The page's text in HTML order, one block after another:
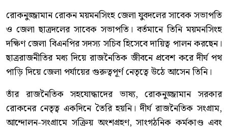
রোকনুজ্জামান রোকন ময়মনসিংহ জেলা যুবদলের সাবেক সভাপতি
ও জেলা ছাত্রদলের সাবেক সভাপতি। বর্তমানে তিনি ময়মনসিংহ
দক্ষিণ জেলা বিএনপির সদস্য সচিব হিসেবে দায়িত্ব পালন করছেন।
ছাত্ররাজনীতির মধ্য দিয়ে রাজনৈতিক জীবনে প্রবেশ করে দীর্ঘ পথ
পাড়ি দিয়ে জেলা পর্যায়ের গুরুত্বপূর্ণ নেতৃত্বে উঠে আসেন তিনি।
তাঁর রাজনৈতিক সহযোদ্ধাদের ভাষ্য, রোকনুজ্জামান সরকার
রোকনের নেতৃত্ব একদিনে তৈরি হয়নি। দীর্ঘ রাজনৈতিক সংগ্রাম,
আন্দোলন-সংগ্রামে সক্রিয় অংশগ্রহণ, সাংগঠনিক কর্মকাণ্ড এবং